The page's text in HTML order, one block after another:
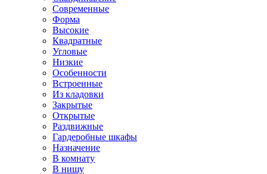
Современные
Форма
Высокие
Квадратные
Угловые
Низкие
Особенности
Встроенные
Из кладовки
Закрытые
Открытые
Раздвижные
Гардеробные шкафы
Назначение
В комнату
В нишу